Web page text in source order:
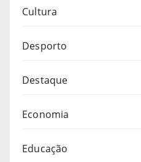
Cultura
Desporto
Destaque
Economia
Educação